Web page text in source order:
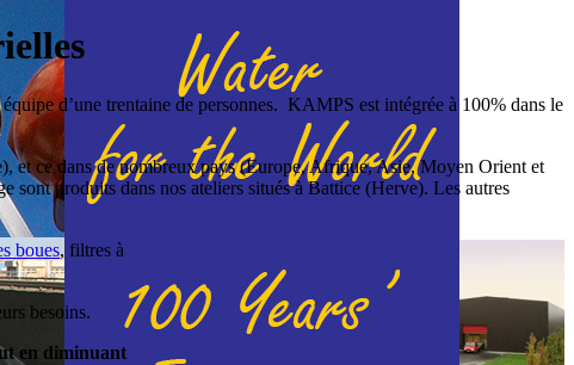
d’une trentaine de personnes. KAMPS est intégrée à 100% dans le
et ce dans de nombreux pays (Europe, Afrique, Asie, Moyen Orient et
sont produits dans nos ateliers situés à Battice (Herve). Les autres
boues, filtres à
besoins.
en diminuant